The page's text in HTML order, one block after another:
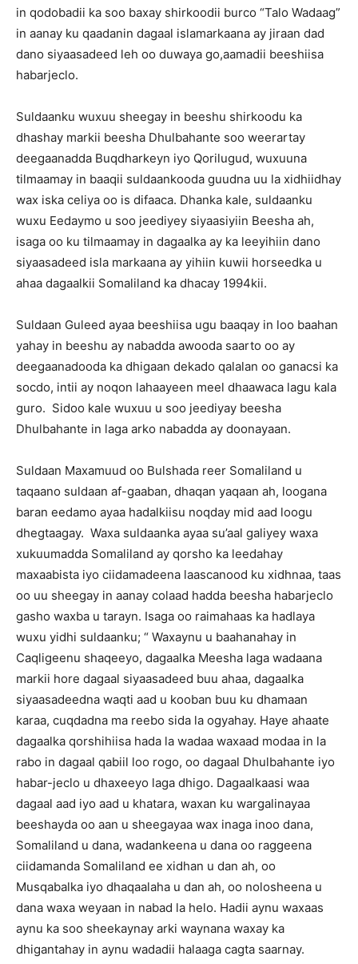
in qodobadii ka soo baxay shirkoodii burco “Talo Wadaag”
in aanay ku qaadanin dagaal islamarkaana ay jiraan dad
dano siyaasadeed leh oo duwaya go,aamadii beeshiisa
habarjeclo.
Suldaanku wuxuu sheegay in beeshu shirkoodu ka
dhashay markii beesha Dhulbahante soo weerartay
deegaanadda Buqdharkeyn iyo Qorilugud, wuxuuna
tilmaamay in baaqii suldaankooda guudna uu la xidhiidhay
wax iska celiya oo is difaaca. Dhanka kale, suldaanku
wuxu Eedaymo u soo jeediyey siyaasiyiin Beesha ah,
isaga oo ku tilmaamay in dagaalka ay ka leeyihiin dano
siyaasadeed isla markaana ay yihiin kuwii horseedka u
ahaa dagaalkii Somaliland ka dhacay 1994kii.
Suldaan Guleed ayaa beeshiisa ugu baaqay in loo baahan
yahay in beeshu ay nabadda awooda saarto oo ay
deegaanadooda ka dhigaan dekado qalalan oo ganacsi ka
socdo, intii ay noqon lahaayeen meel dhaawaca lagu kala
guro. Sidoo kale wuxuu u soo jeediyay beesha
Dhulbahante in laga arko nabadda ay doonayaan.
Suldaan Maxamuud oo Bulshada reer Somaliland u
taqaano suldaan af-gaaban, dhaqan yaqaan ah, loogana
baran eedamo ayaa hadalkiisu noqday mid aad loogu
dhegtaagay. Waxa suldaanka ayaa su’aal galiyey waxa
xukuumadda Somaliland ay qorsho ka leedahay
maxaabista iyo ciidamadeena laascanood ku xidhnaa, taas
oo uu sheegay in aanay colaad hadda beesha habarjeclo
gasho waxba u tarayn. Isaga oo raimahaas ka hadlaya
wuxu yidhi suldaanku; “ Waxaynu u baahanahay in
Caqligeenu shaqeeyo, dagaalka Meesha laga wadaana
markii hore dagaal siyaasadeed buu ahaa, dagaalka
siyaasadeedna waqti aad u kooban buu ku dhamaan
karaa, cuqdadna ma reebo sida la ogyahay. Haye ahaate
dagaalka qorshihiisa hada la wadaa waxaad modaa in la
rabo in dagaal qabiil loo rogo, oo dagaal Dhulbahante iyo
habar-jeclo u dhaxeeyo laga dhigo. Dagaalkaasi waa
dagaal aad iyo aad u khatara, waxan ku wargalinayaa
beeshayda oo aan u sheegayaa wax inaga inoo dana,
Somaliland u dana, wadankeena u dana oo raggeena
ciidamanda Somaliland ee xidhan u dan ah, oo
Musqabalka iyo dhaqaalaha u dan ah, oo nolosheena u
dana waxa weyaan in nabad la helo. Hadii aynu waxaas
aynu ka soo sheekaynay arki waynana waxay ka
dhigantahay in aynu wadadii halaaga cagta saarnay.